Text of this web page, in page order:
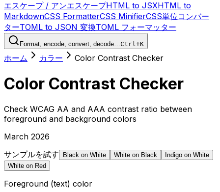
エスケープ / アンエスケープHTML to JSXHTML to
MarkdownCSS FormatterCSS MinifierCSS単位コンバー
ターTOML to JSON 変換TOML フォーマッター
Format, encode, convert, decode…Ctrl+K
ホーム カラー Color Contrast Checker
Color Contrast Checker
Check WCAG AA and AAA contrast ratio between
foreground and background colors
March 2026
サンプルを試す
Black on White White on Black
Indigo on White
White on Red
Foreground (text) color